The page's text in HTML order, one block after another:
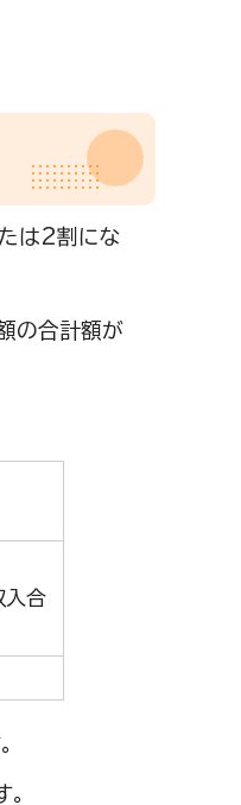
は2割にな
の合計額が
入合